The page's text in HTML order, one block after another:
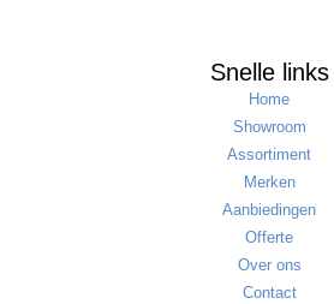
Snelle links
Home
Showroom
Assortiment
Merken
Aanbiedingen
Offerte
Over ons
Contact